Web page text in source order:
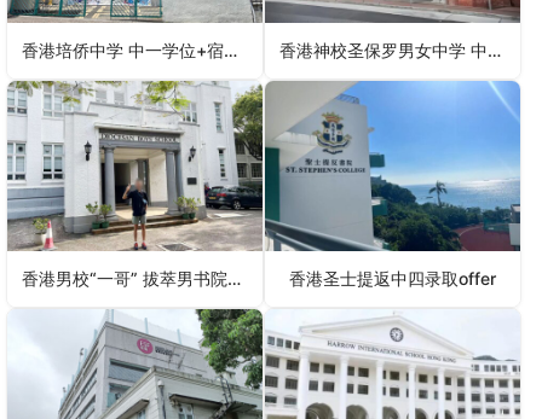
香港培侨中学 中一学位+宿位一并拿下 香港神校圣保罗男女中学 中一录取
香港男校“一哥” 拔萃男书院考试通知 香港圣士提返中四录取offer